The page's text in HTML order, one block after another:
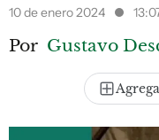
10 de enero 2024
Por Gustavo